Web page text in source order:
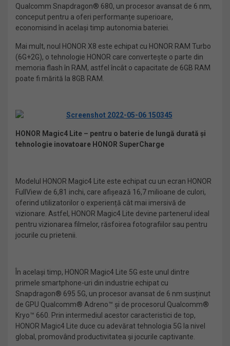
Qualcomm Snapdragon® 680, un procesor avansat de 6 nm,
conceput pentru a oferi performanțe superioare,
economisind în același timp autonomia bateriei.
Mai mult, noul HONOR X8 este echipat cu HONOR RAM Turbo
(6G+2G), o tehnologie HONOR care convertește o parte din
memoria flash în RAM, astfel încât o capacitate de 6GB RAM
poate fi mărită la 8GB RAM.
HONOR Magic4 Lite – pentru o baterie de lungă durată și
tehnologie inovatoare HONOR SuperCharge
Modelul HONOR Magic4 Lite este echipat cu un ecran HONOR
FullView de 6,81 inchi, care afișează 16,7 milioane de culori,
oferind utilizatorilor o experiență cât mai imersivă de
vizionare. Astfel, HONOR Magic4 Lite devine partenerul ideal
pentru vizionarea filmelor, răsfoirea fotografiilor sau pentru
jocurile cu prietenii.
În același timp, HONOR Magic4 Lite 5G este unul dintre
primele smartphone-uri din industrie echipat cu
Snapdragon® 695 5G, un procesor avansat de 6 nm susținut
de GPU Qualcomm® Adreno™ și de procesorul Qualcomm®
Kryo™ 660. Prin intermediul acestor caracteristici de top,
HONOR Magic4 Lite duce cu adevărat tehnologia 5G la nivel
global, promovând productivitatea și jocurile captivante.